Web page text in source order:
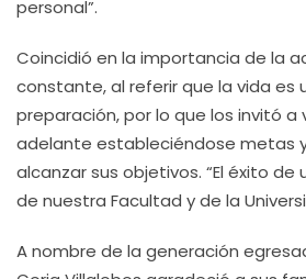
personal”.
Coincidió en la importancia de la
constante, al referir que la vida es
preparación, por lo que los invitó a
adelante estableciéndose metas
alcanzar sus objetivos. “El éxito
de nuestra Facultad y de la
A nombre de la generación